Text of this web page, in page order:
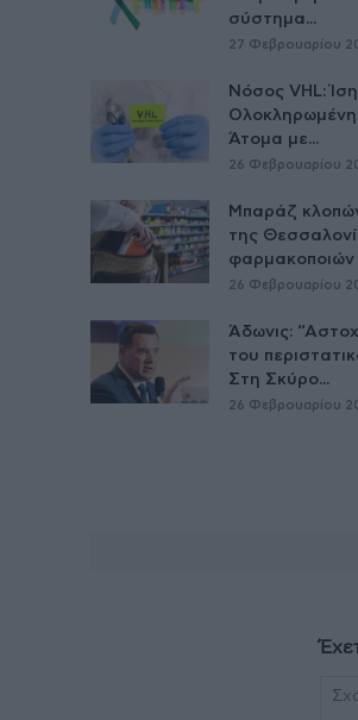
σύστημα...
27 Φεβρουαρίου
Νόσος VHL:
Ολοκληρωμένη
Άτομα με...
26 Φεβρουαρίου
Μπαράζ
της
φαρμακοποιών
26 Φεβρουαρίου
Άδωνις:
του
Στη Σκύρο...
26 Φεβρουαρίου